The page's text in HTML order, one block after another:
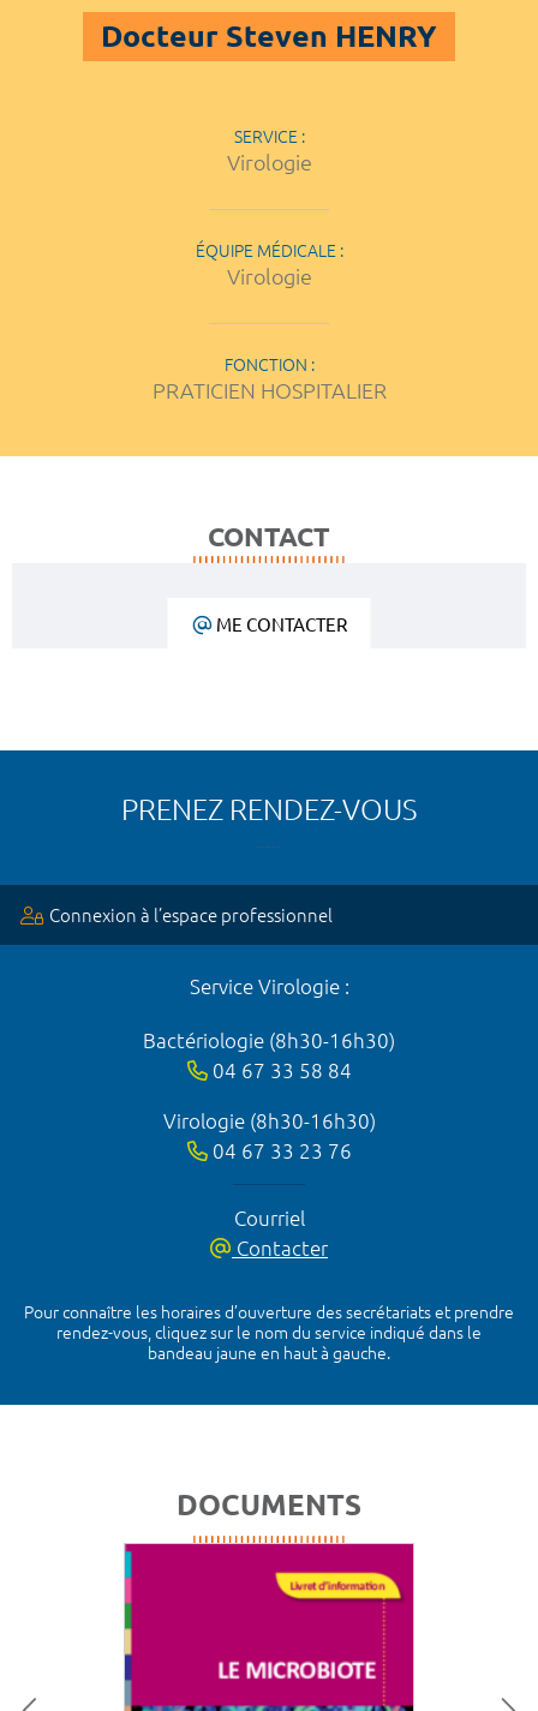
Docteur Steven HENRY
SERVICE :
Virologie
ÉQUIPE MÉDICALE :
Virologie
FONCTION :
PRATICIEN HOSPITALIER
CONTACT
ME CONTACTER
PRENEZ RENDEZ-VOUS
Connexion à l’espace professionnel
Service Virologie :
Bactériologie (8h30-16h30)
04 67 33 58 84
Virologie (8h30-16h30)
04 67 33 23 76
Courriel
Contacter
Pour connaître les horaires d’ouverture des secrétariats et prendre
rendez-vous, cliquez sur le nom du service indiqué dans le
bandeau jaune en haut à gauche.
DOCUMENTS